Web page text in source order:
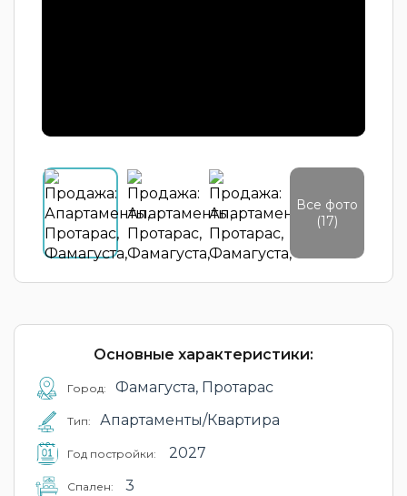
Все фото
(17)
Основные характеристики:
Город: Фамагуста, Протарас
Тип: Апартаменты/Квартира
Год постройки: 2027
Cпален: 3